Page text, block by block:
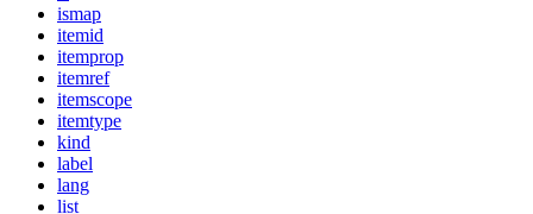
ismap
itemid
itemprop
itemref
itemscope
itemtype
kind
label
lang
list